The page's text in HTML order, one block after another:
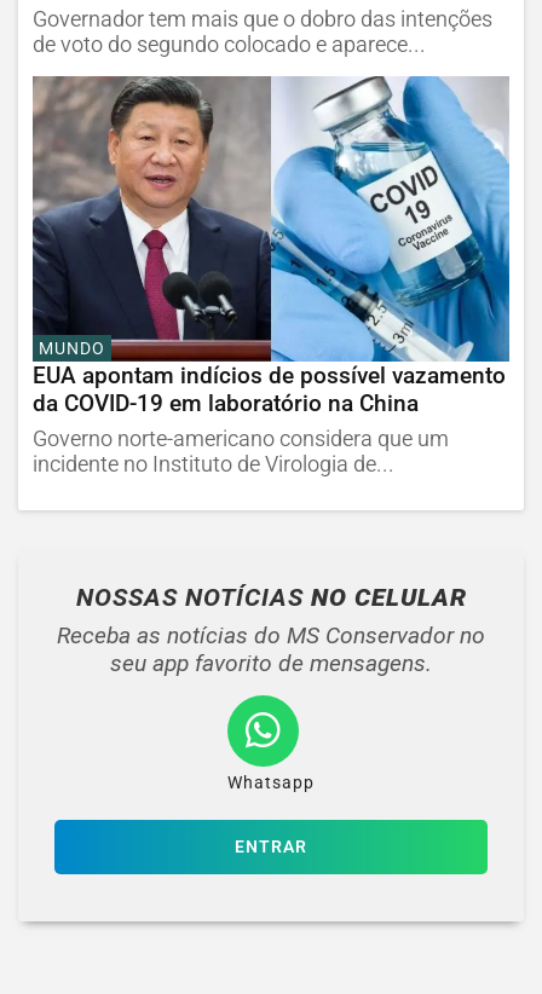
Governador tem mais que o dobro das intenções
de voto do segundo colocado e aparece...
MUNDO
EUA apontam indícios de possível vazamento
da COVID-19 em laboratório na China
Governo norte-americano considera que um
incidente no Instituto de Virologia de...
NOSSAS NOTÍCIAS NO CELULAR
Receba as notícias do MS Conservador no
seu app favorito de mensagens.
Whatsapp
ENTRAR